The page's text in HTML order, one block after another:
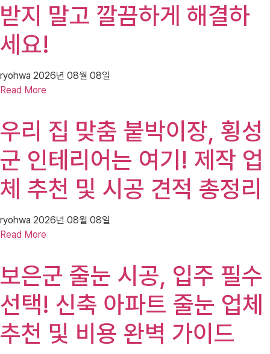
받지 말고 깔끔하게 해결하
세요!
ryohwa 2026년 08월 08일
Read More
우리 집 맞춤 붙박이장, 횡성
군 인테리어는 여기! 제작 업
체 추천 및 시공 견적 총정리
ryohwa 2026년 08월 08일
Read More
보은군 줄눈 시공, 입주 필수
선택! 신축 아파트 줄눈 업체
추천 및 비용 완벽 가이드